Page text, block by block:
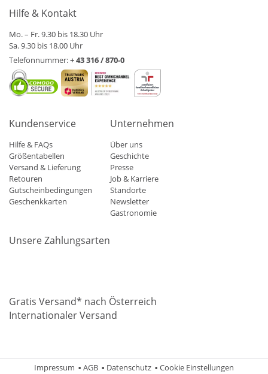
Hilfe & Kontakt
Mo. – Fr. 9.30 bis 18.30 Uhr
Sa. 9.30 bis 18.00 Uhr
Telefonnummer:+ 43 316 / 870-0
Kundenservice
Hilfe & FAQs
Größentabellen
Versand & Lieferung
Retouren
Gutscheinbedingungen
Geschenkkarten
Unternehmen
Über uns
Geschichte
Presse
Job & Karriere
Standorte
Newsletter
Gastronomie
Unsere Zahlungsarten
Gratis Versand* nach Österreich
Internationaler Versand
Impressum AGB Datenschutz
Cookie Einstellungen